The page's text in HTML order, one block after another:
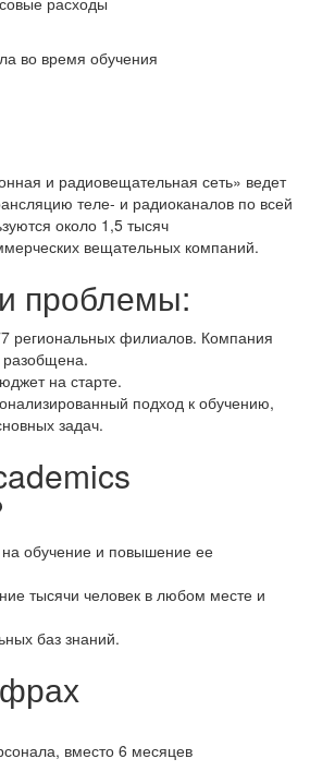
во время обучения
и радиовещательная сеть» ведет
теле- и радиоканалов по всей
около 1,5 тысяч
вещательных компаний.
проблемы:
региональных филиалов. Компания
разобщена.
на старте.
подход к обучению,
задач.
обучение и повышение ее
тысячи человек в любом месте и
баз знаний.
вместо 6 месяцев